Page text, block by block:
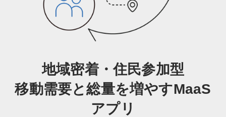
地域密着・住民参加型
移動需要と総量を増やすMaaS
アプリ